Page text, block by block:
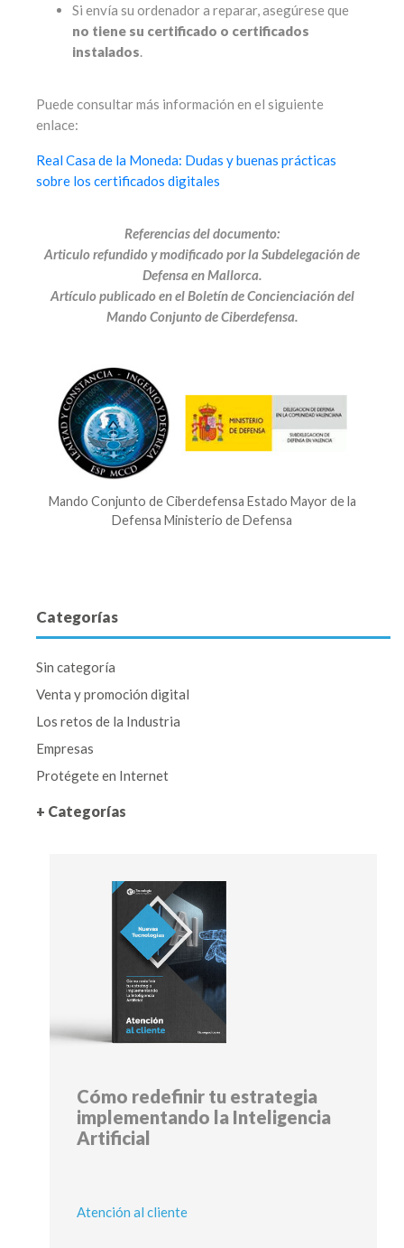
Si envía su ordenador a reparar, asegúrese que
no tiene su certificado o certificados
instalados.
Puede consultar más información en el siguiente
enlace:
Real Casa de la Moneda: Dudas y buenas prácticas
sobre los certificados digitales
Referencias del documento:
Articulo refundido y modificado por la Subdelegación de
Defensa en Mallorca.
Artículo publicado en el Boletín de Concienciación del
Mando Conjunto de Ciberdefensa.
Mando Conjunto de Ciberdefensa Estado Mayor de la
Defensa Ministerio de Defensa
Categorías
Sin categoría
Venta y promoción digital
Los retos de la Industria
Empresas
Protégete en Internet
+ Categorías
Cómo redefinir tu estrategia
implementando la Inteligencia
Artificial
Atención al cliente